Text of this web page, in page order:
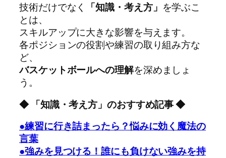
技術だけでなく
「知識・考え方」 を学ぶこ
とは、
スキルアップに大きな影響を与えます。
各ポジションの役割や練習の取り組み方な
ど、
バスケットボールへの理解を深めましょ
う。
◆ 「知識・考え方」のおすすめ記事 ◆
●練習に行き詰まったら？悩みに効く魔法の
言葉
●強みを見つける！誰にも負けない強みを持